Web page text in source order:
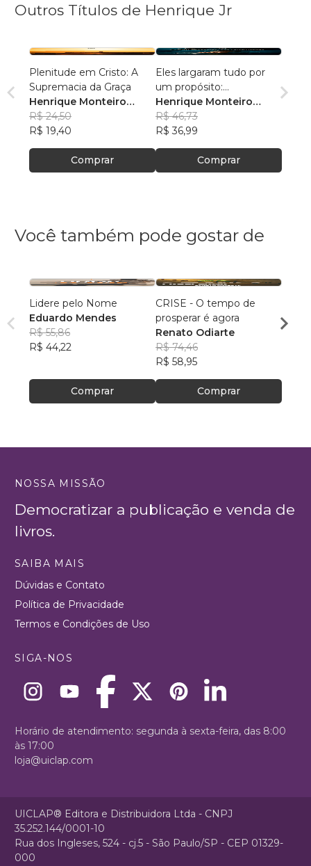
Outros Títulos de Henrique Jr
Plenitude em Cristo: A
Supremacia da Graça
Henrique Monteiro
Junior
R$ 24,50
R$ 19,40
Comprar
Eles largaram tudo por
um propósito:
Relacionamento
Henrique Monteiro
Junior
R$ 46,73
R$ 36,99
Comprar
Você também pode gostar de
Lidere pelo Nome
Eduardo Mendes
R$ 55,86
R$ 44,22
Comprar
CRISE - O tempo de
prosperar é agora
Renato Odiarte
R$ 74,46
R$ 58,95
Comprar
NOSSA MISSÃO
Democratizar a publicação e venda de
livros.
SAIBA MAIS
Dúvidas e Contato
Política de Privacidade
Termos e Condições de Uso
SIGA-NOS
Horário de atendimento: segunda à sexta-feira, das 8:00
às 17:00
loja@uiclap.com
UICLAP® Editora e Distribuidora Ltda - CNPJ
35.252.144/0001-10
Rua dos Ingleses, 524 - cj.5 - São Paulo/SP - CEP 01329-
000